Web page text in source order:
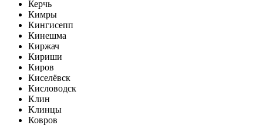
Керчь
Кимры
Кингисепп
Кинешма
Киржач
Кириши
Киров
Киселёвск
Кисловодск
Клин
Клинцы
Ковров